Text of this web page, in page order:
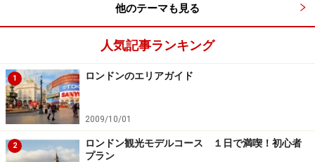
そして2008年、徹底的な修繕・改装工事のため、創業以
来初めて、1年以上の全面休業を決行。総工費１億ポン
ド（約126億円）を超える大々的なを経て、2010年秋に
待望のリニューアルオープンを果たしました。
268ある客室のインテリアは、創業当時をしのぶエドワ
ード調と、1930年代以来、サヴォイの基調となってきた
他のテーマも見る
人気記事ランキング
1 ロンドンのエリアガイド
2009/10/01
2
ロンドン観光モデルコース １日で満喫！初心者
プラン